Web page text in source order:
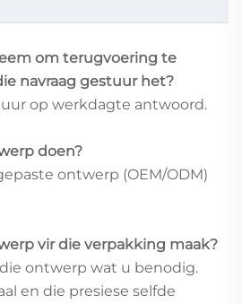
om terugvoering te
navraag gestuur het?
uur op werkdagte antwoord.
doen?
ontwerp (OEM/ODM)
vir die verpakking maak?
die ontwerp wat u benodig.
en die presiese selfde